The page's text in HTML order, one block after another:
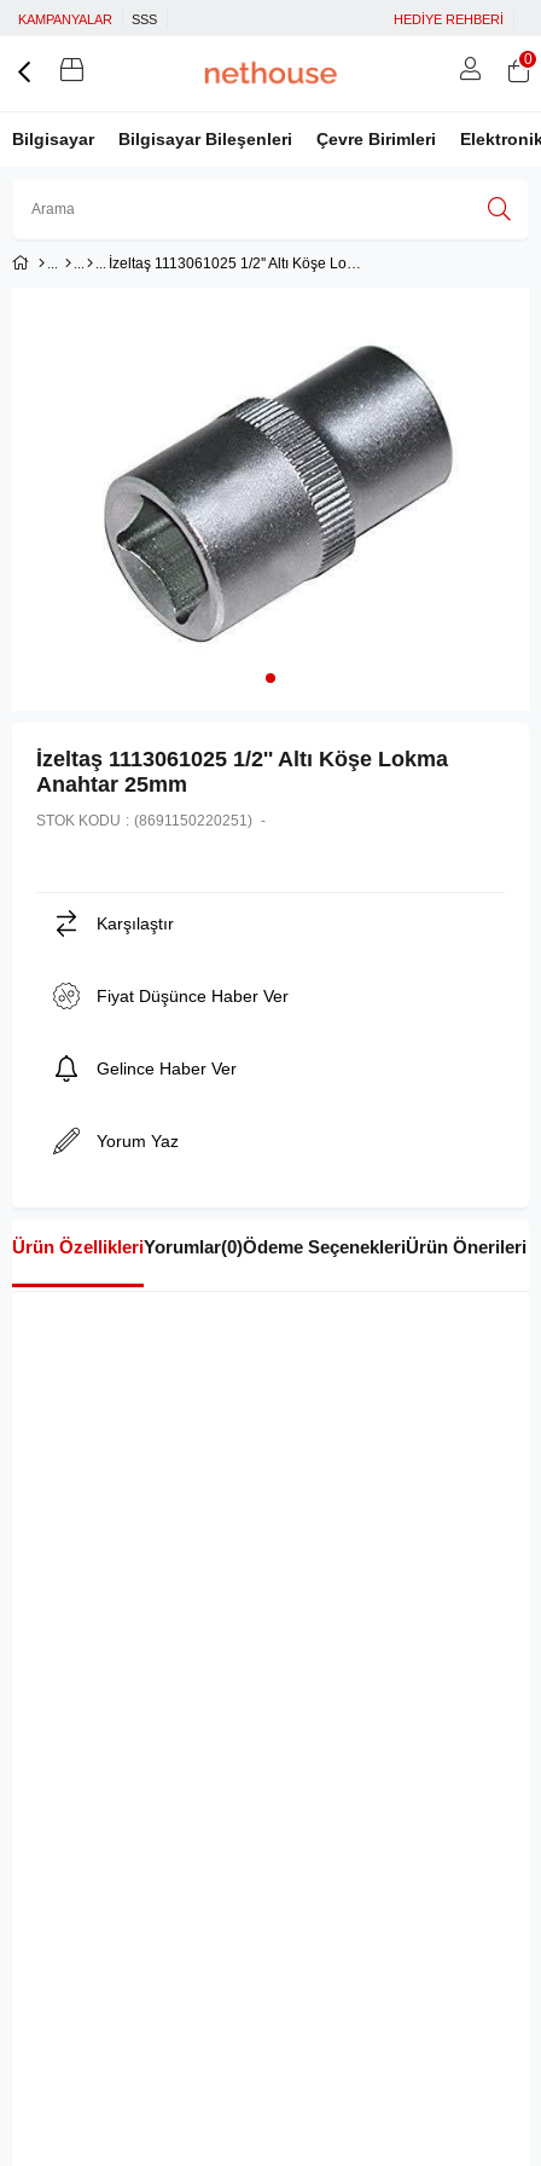
KAMPANYALAR SSS HEDİYE REHBERİ
Bilgisayar Bilgisayar Bileşenleri Çevre Birimleri
Üye Girişi Facebook İle Bağlan
0
İzeltaş 1113061025 1/2'' Altı Köşe Lokma Anahtar 25mm
İzeltaş 1113061025 1/2'' Altı Köşe Lokma
Anahtar 25mm
STOK KODU (8691150220251)
Karşılaştır
Fiyat Düşünce Haber Ver
Gelince Haber Ver
Yorum Yaz
Ürün ÖzellikleriYorumlar(0)Ödeme SeçenekleriÜrün Önerileri